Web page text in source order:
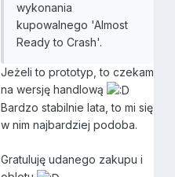
wykonania
kupowalnego 'Almost
Ready to Crash'.
Jeżeli to prototyp, to czekam
na wersję handlową
Bardzo stabilnie lata, to mi się
w nim najbardziej podoba.
Gratuluję udanego zakupu i